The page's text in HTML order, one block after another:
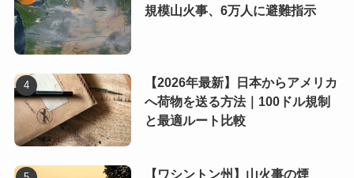
規模山火事、6万人に避難指示
【2026年最新】日本からアメリカ
へ荷物を送る方法｜100ドル規制
と最適ルート比較
【ワシントン州】山火事の煙